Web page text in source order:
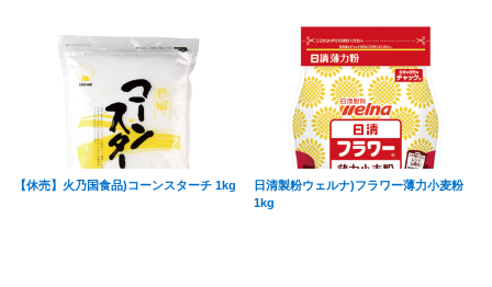
【休売】火乃国食品)コーンスターチ 1kg
日清製粉ウェルナ)フラワー薄力小麦粉
1kg